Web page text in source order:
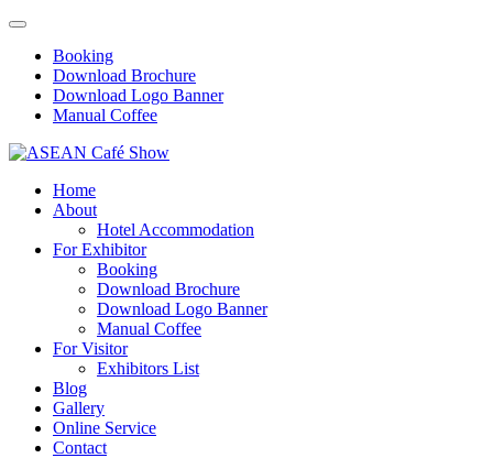
Booking
Download Brochure
Download Logo Banner
Manual Coffee
Home
About
Hotel Accommodation
For Exhibitor
Booking
Download Brochure
Download Logo Banner
Manual Coffee
For Visitor
Exhibitors List
Blog
Gallery
Online Service
Contact